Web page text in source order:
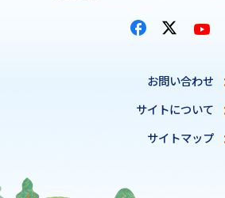
お問い合わせ
サイトについて
サイトマップ